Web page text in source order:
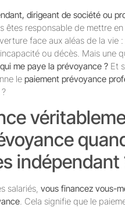
dirigeant de société ou
êtes responsable de mettre
face aux aléas de la vie
ou décès. Mais une
qui me paye la prévoyance ? Et
le paiement prévoyance
?
indépendant
salariés, vous financez vous-
. Cela signifie que le